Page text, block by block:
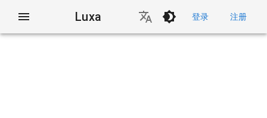
Luxa 登录 注册